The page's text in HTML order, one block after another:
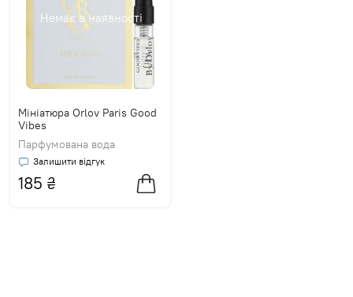
Немає в наявності
Мініатюра Orlov Paris Good
Vibes
Парфумована вода
Залишити відгук
185 ₴